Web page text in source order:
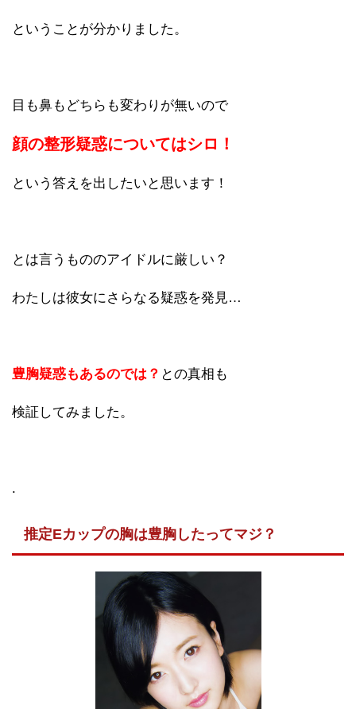
ということが分かりました。
目も鼻もどちらも変わりが無いので
顔の整形疑惑についてはシロ！
という答えを出したいと思います！
とは言うもののアイドルに厳しい？
わたしは彼女にさらなる疑惑を発見…
豊胸疑惑もあるのでは？ との真相も
検証してみました。
.
推定Eカップの胸は豊胸したってマジ？